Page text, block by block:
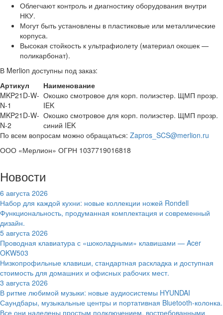
Облегчают контроль и диагностику оборудования внутри
НКУ.
Могут быть установлены в пластиковые или металлические
корпуса.
Высокая стойкость к ультрафиолету (материал окошек —
поликарбонат).
В Merlion доступны под заказ:
Артикул
Наименование
MKP21D-W-
N-1
Окошко смотровое для корп. полиэстер. ЩМП прозр.
IEK
MKP21D-W-
N-2
Окошко смотровое для корп. полиэстер. ЩМП прозр.
синий IEK
По всем вопросам можно обращаться: Zapros_SCS@merlion.ru
ООО «Мерлион» ОГРН 1037719016818
Новости
6 августа 2026
Набор для каждой кухни: новые коллекции ножей Rondell
Функциональность, продуманная комплектация и современный
дизайн.
5 августа 2026
Проводная клавиатура с «шоколадными» клавишами — Acer
OKW503
Низкопрофильные клавиши, стандартная раскладка и доступная
стоимость для домашних и офисных рабочих мест.
3 августа 2026
В ритме любимой музыки: новые аудиосистемы HYUNDAI
Саундбары, музыкальные центры и портативная Bluetooth-колонка.
Все они наделены простым подключением, востребованными